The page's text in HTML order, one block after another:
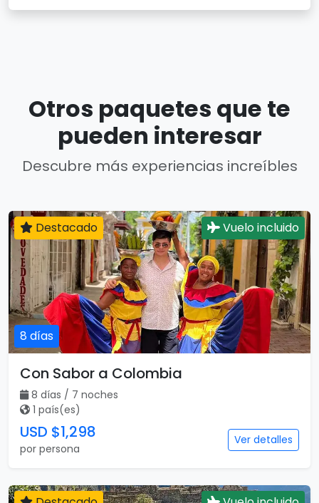
Otros paquetes que te
pueden interesar
Descubre más experiencias increíbles
8 días
Destacado Vuelo incluido
Con Sabor a Colombia
8 días / 7 noches
1 país(es)
USD $1,298
por persona
Ver detalles